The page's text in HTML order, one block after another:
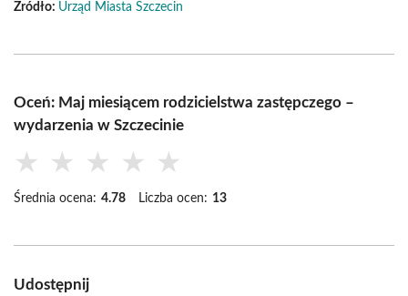
Źródło: Urząd Miasta Szczecin
Oceń: Maj miesiącem rodzicielstwa zastępczego –
wydarzenia w Szczecinie
★ ★ ★ ★ ★
Średnia ocena: 4.78 Liczba ocen: 13
Udostępnij